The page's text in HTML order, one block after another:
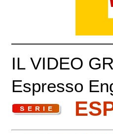
IL VIDEO
Espresso